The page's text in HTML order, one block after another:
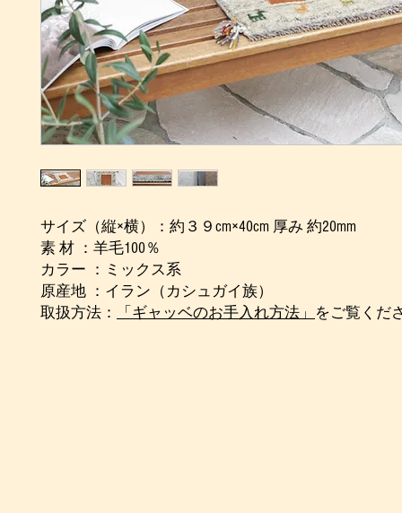
サイズ（縦×横）：約３９cm×40cm 厚み 約20mm
素 材 ：羊毛100％
カラー ：ミックス系
原産地 ：イラン（カシュガイ族）
取扱方法：
「ギャッベのお手入れ方法」 をご覧くだ